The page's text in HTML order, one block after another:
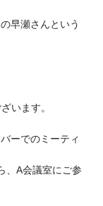
早瀬さんという
います。
ーでのミーティ
、A会議室にご参